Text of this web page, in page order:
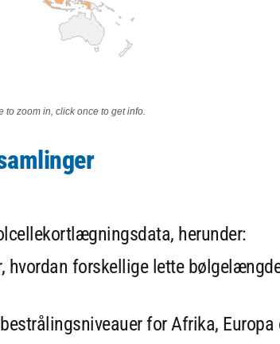
to zoom in, click once to get info.
herunder:
hvordan forskellige lette
for Afrika, Europa